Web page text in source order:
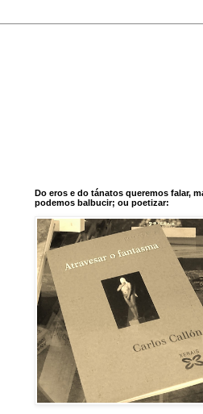
Do eros e do tánatos queremos falar,
podemos balbucir; ou poetizar: